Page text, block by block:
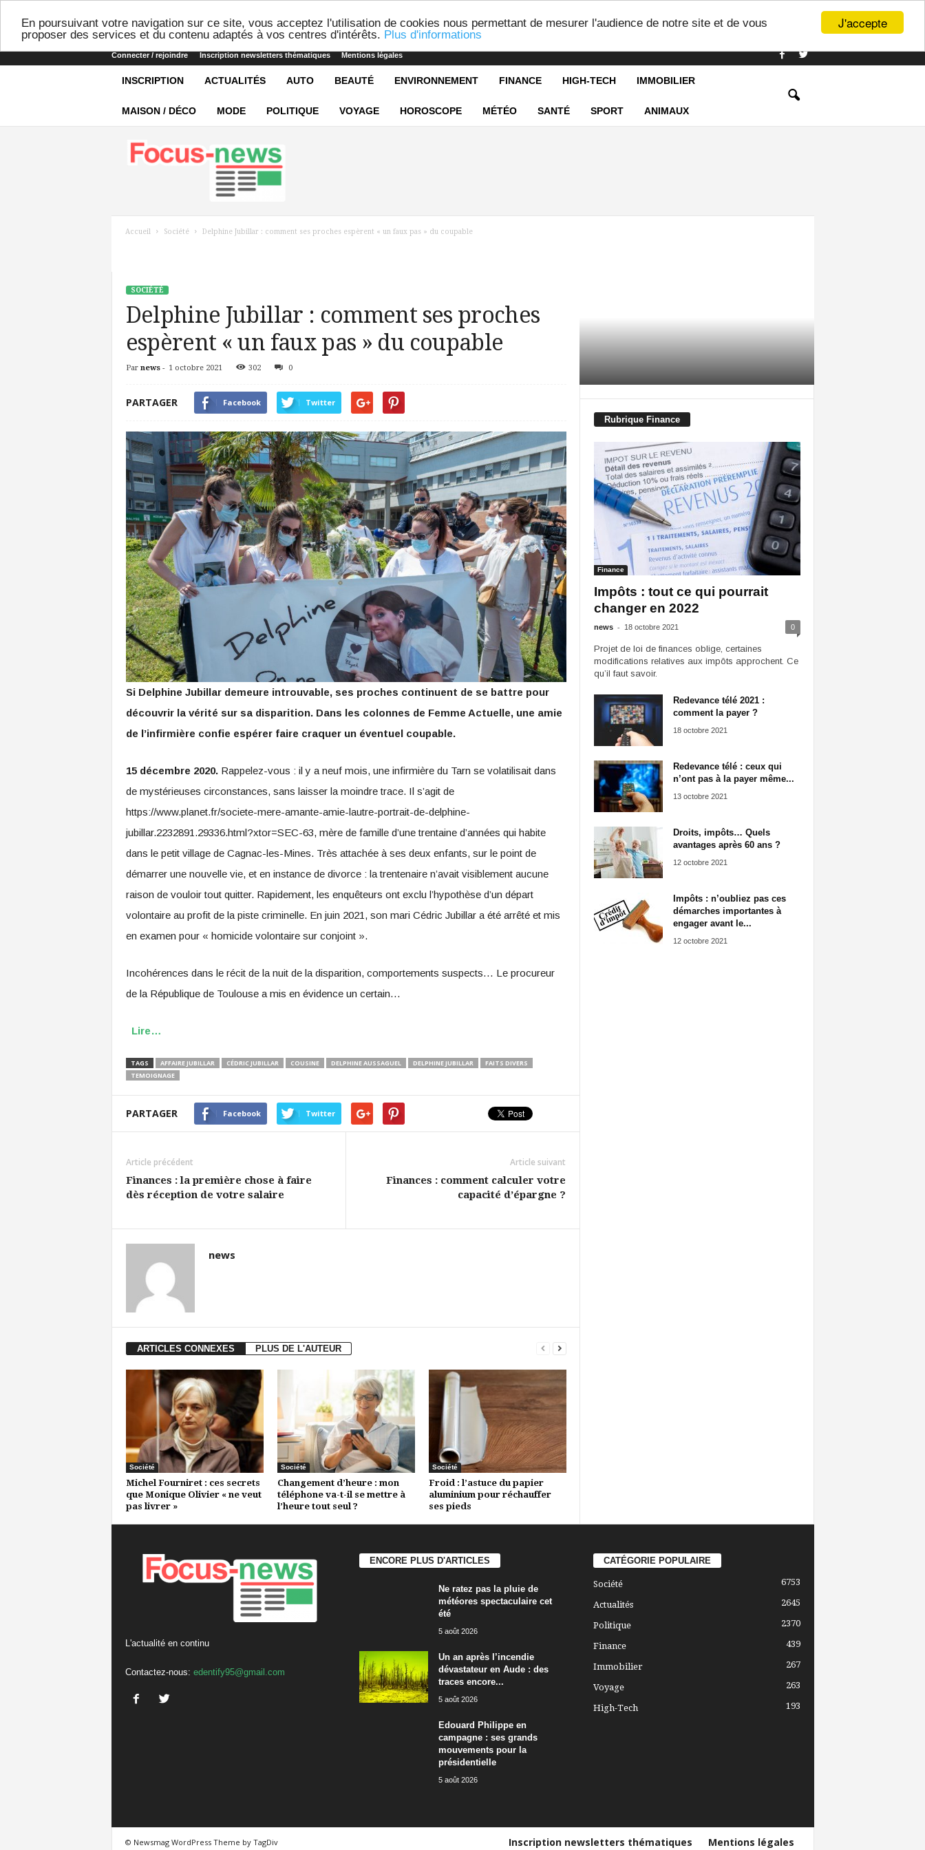
J'accepte
En poursuivant votre navigation sur ce site, vous acceptez l'utilisation de cookies nous permettant de mesurer l'audience de notre site et de vous
proposer des services et du contenu adaptés à vos centres d'intérêts. Plus d'informations
Connecter / rejoindre Inscription newsletters thématiques Mentions légales
INSCRIPTION ACTUALITÉS AUTO BEAUTÉ ENVIRONNEMENT FINANCE HIGH-TECH IMMOBILIER
MAISON / DÉCO MODE POLITIQUE VOYAGE HOROSCOPE MÉTÉO SANTÉ SPORT ANIMAUX
Accueil Société Delphine Jubillar : comment ses proches espèrent « un faux pas » du coupable
SOCIÉTÉ
Delphine Jubillar : comment ses proches
espèrent « un faux pas » du coupable
Par news- 1 octobre 2021 302 0
PARTAGER Facebook Twitter
Si Delphine Jubillar demeure introuvable, ses proches continuent de se battre pour
découvrir la vérité sur sa disparition. Dans les colonnes de Femme Actuelle, une amie
de l’infirmière confie espérer faire craquer un éventuel coupable.
15 décembre 2020. Rappelez-vous : il y a neuf mois, une infirmière du Tarn se volatilisait dans
de mystérieuses circonstances, sans laisser la moindre trace. Il s’agit de
https://www.planet.fr/societe-mere-amante-amie-lautre-portrait-de-delphine-
jubillar.2232891.29336.html?xtor=SEC-63, mère de famille d’une trentaine d’années qui habite
dans le petit village de Cagnac-les-Mines. Très attachée à ses deux enfants, sur le point de
démarrer une nouvelle vie, et en instance de divorce : la trentenaire n’avait visiblement aucune
raison de vouloir tout quitter. Rapidement, les enquêteurs ont exclu l’hypothèse d’un départ
volontaire au profit de la piste criminelle. En juin 2021, son mari Cédric Jubillar a été arrêté et mis
en examen pour « homicide volontaire sur conjoint ».
Incohérences dans le récit de la nuit de la disparition, comportements suspects… Le procureur
de la République de Toulouse a mis en évidence un certain…
Lire…
TAGS AFFAIRE JUBILLAR CÉDRIC JUBILLAR COUSINE DELPHINE AUSSAGUEL DELPHINE JUBILLAR
FAITS DIVERS
TEMOIGNAGE
PARTAGER Facebook Twitter
Article précédent
Finances : la première chose à faire
dès réception de votre salaire
Article suivant
Finances : comment calculer votre
capacité d’épargne ?
news
ARTICLES CONNEXES PLUS DE L'AUTEUR
Société
Michel Fourniret : ces secrets
que Monique Olivier « ne veut
pas livrer »
Société
Changement d’heure : mon
téléphone va-t-il se mettre à
l’heure tout seul ?
Société
Froid : l’astuce du papier
aluminium pour réchauffer
ses pieds
Rubrique Finance
Finance
Impôts : tout ce qui pourrait
changer en 2022
news - 18 octobre 2021 0
Projet de loi de finances oblige, certaines
modifications relatives aux impôts approchent. Ce
qu’il faut savoir.
Redevance télé 2021 :
comment la payer ?
18 octobre 2021
Redevance télé : ceux qui
n’ont pas à la payer même...
13 octobre 2021
Droits, impôts… Quels
avantages après 60 ans ?
12 octobre 2021
Impôts : n’oubliez pas ces
démarches importantes à
engager avant le...
12 octobre 2021
L'actualité en continu
Contactez-nous: edentify95@gmail.com
ENCORE PLUS D'ARTICLES
Ne ratez pas la pluie de
météores spectaculaire cet
été
5 août 2026
Un an après l’incendie
dévastateur en Aude : des
traces encore...
5 août 2026
Edouard Philippe en
campagne : ses grands
mouvements pour la
présidentielle
5 août 2026
CATÉGORIE POPULAIRE
Société 6753
Actualités 2645
Politique 2370
Finance 439
Immobilier 267
Voyage 263
High-Tech 193
Inscription newsletters thématiques Mentions légales
© Newsmag WordPress Theme by TagDiv